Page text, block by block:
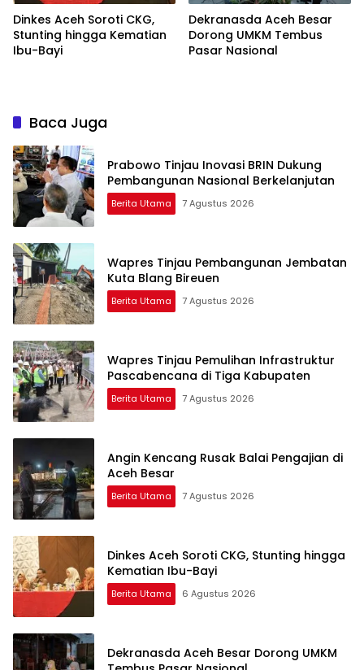
Dinkes Aceh Soroti CKG,
Stunting hingga Kematian
Ibu-Bayi
Dekranasda Aceh Besar
Dorong UMKM Tembus
Pasar Nasional
Baca Juga
Prabowo Tinjau Inovasi BRIN Dukung
Pembangunan Nasional Berkelanjutan
Berita Utama 7 Agustus 2026
Wapres Tinjau Pembangunan Jembatan
Kuta Blang Bireuen
Berita Utama 7 Agustus 2026
Wapres Tinjau Pemulihan Infrastruktur
Pascabencana di Tiga Kabupaten
Berita Utama 7 Agustus 2026
Angin Kencang Rusak Balai Pengajian di
Aceh Besar
Berita Utama 7 Agustus 2026
Dinkes Aceh Soroti CKG, Stunting hingga
Kematian Ibu-Bayi
Berita Utama 6 Agustus 2026
Dekranasda Aceh Besar Dorong UMKM